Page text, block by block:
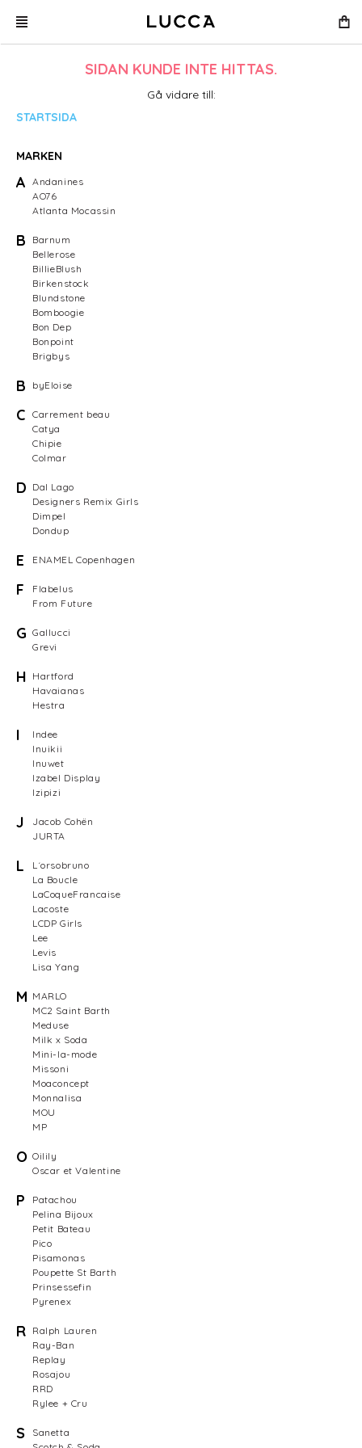
SIDAN KUNDE INTE HITTAS.
Gå vidare till:
STARTSIDA
MARKEN
A Andanines
AO76
Atlanta Mocassin
B
Barnum
Bellerose
BillieBlush
Birkenstock
Blundstone
Bomboogie
Bon Dep
Bonpoint
Brigbys
B byEloise
C Carrement beau
Catya
Chipie
Colmar
D Dal Lago
Designers Remix Girls
Dimpel
Dondup
E ENAMEL Copenhagen
F
Flabelus
From Future
G Gallucci
Grevi
H Hartford
Havaianas
Hestra
I
Indee
Inuikii
Inuwet
Izabel Display
Izipizi
J
Jacob Cohën
JURTA
L
L´orsobruno
La Boucle
LaCoqueFrancaise
Lacoste
LCDP Girls
Lee
Levis
Lisa Yang
M MARLO
MC2 Saint Barth
Meduse
Milk x Soda
Mini-la-mode
Missoni
Moaconcept
Monnalisa
MOU
MP
O Oilily
Oscar et Valentine
P
Patachou
Pelina Bijoux
Petit Bateau
Pico
Pisamonas
Poupette St Barth
Prinsessefin
Pyrenex
R Ralph Lauren
Ray-Ban
Replay
Rosajou
RRD
Rylee + Cru
S
Sanetta